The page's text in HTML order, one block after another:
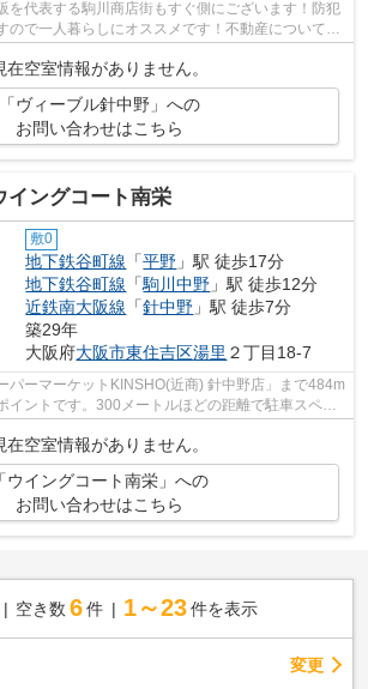
を代表する駒川商店街もすぐ側にございます！防犯
ので一人暮らしにオススメです！不動産について分
ウハウを持っ...
在空室情報がありません。
「ヴィーブル針中野」への
お問い合わせはこちら
イングコート南栄
敷0
地下鉄谷町線 「平野 」駅 徒歩17分
地下鉄谷町線 「駒川中野 」駅 徒歩12分
近鉄南大阪線 「針中野 」駅 徒歩7分
築29年
大阪府大阪市東住吉区湯里 ２丁目18-7
パーマーケットKINSHO(近商) 針中野店」まで484m
イントです。300メートルほどの距離で駐車スペー
在空室情報がありません。
「ウイングコート南栄」への
お問い合わせはこちら
空き数 6 件 1～23 件を表示
変更